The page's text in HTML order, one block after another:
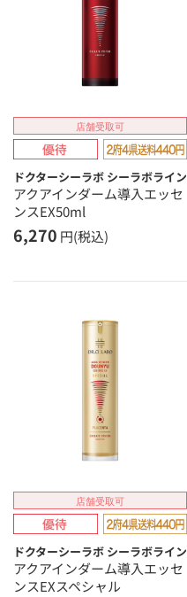
店舗受取可
ドクターシーラボ シーラボライン
アクアインダーム導入エッセ
ンスEX50ml
6,270 円(税込)
店舗受取可
ドクターシーラボ シーラボライン
アクアインダーム導入エッセ
ンスEXスペシャル